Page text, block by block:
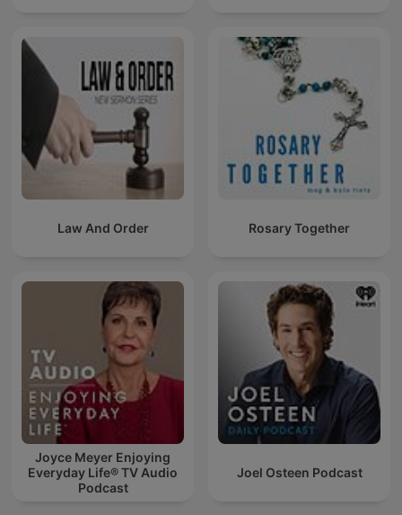
Law And Order Rosary Together
Joyce Meyer Enjoying
Everyday Life® TV Audio
Podcast
Joel Osteen Podcast